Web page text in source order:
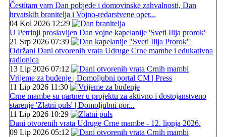
Čestitam vam Dan pobjede i domovinske zahvalnosti, Dan
hrvatskih branitelja i Vojno-redarstvene oper...
04 Kol 2026 12:29
U Petrinji proslavljen Dan vojne kapelanije 'Sveti Ilija prorok'
21 Srp 2026 07:39
Održani Dani otvorenih vrata Udruge Crne mambe i edukativna
radionica
13 Lip 2026 07:12
Vrijeme za buđenje | Domoljubni portal CM | Press
11 Lip 2026 11:30
Crne mambe su partner u projektu za aktivno i dostojanstveno
starenje 'Zlatni puls' | Domoljubni por...
11 Lip 2026 10:29
Dani otvorenih vrata Udruge Crne mambe - 12. lipnja 2026.
09 Lip 2026 05:12